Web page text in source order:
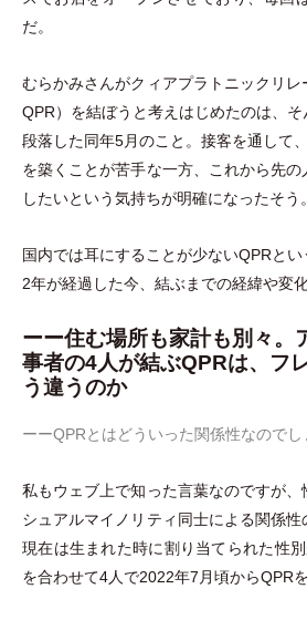
だ。
むらかみさんがクィアプラトニックリレ
QPR） を結ぼうと考えはじめたのは、
段落した同年5月のこと。接客を通して
を築くことが苦手な一方、これから先
したいという気持ちが明確になったそう。
国内では耳にすることが少ないQPRと
2年が経過した今、結ぶまでの経緯や変
ーー住む場所も家計も別々。
事者の4人が結ぶQPRは、フ
う違うのか
ーーQPRとはどういった関係性なのでし
私もウェブ上で知った言葉なのですが
シュアルマイノリティ同士による関係性
現在は生まれた時に割り当てられた性
を合わせて4人で2022年7月頃からQPR